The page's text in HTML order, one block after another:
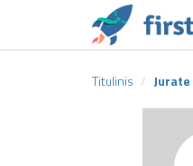
Titulinis Jurate